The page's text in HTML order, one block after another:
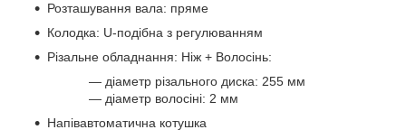
Розташування вала: пряме
Колодка: U-подібна з регулюванням
Різальне обладнання: Ніж + Волосінь:
― діаметр різального диска: 255 мм
― діаметр волосіні: 2 мм
Напівавтоматична котушка